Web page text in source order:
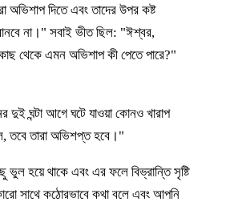
অভিশাপ দিতে এবং তাদের উপর কষ্ট
না।" সবাই ভীত ছিল: "ঈশ্বর,
থেকে এমন অভিশাপ কী পেতে পারে?"
দুই ঘন্টা আগে ঘটে যাওয়া কোনও খারাপ
তবে তারা অভিশপ্ত হবে।"
ভুল হয়ে থাকে এবং এর ফলে বিভ্রান্তি সৃষ্টি
সাথে কঠোরভাবে কথা বলে এবং আপনি